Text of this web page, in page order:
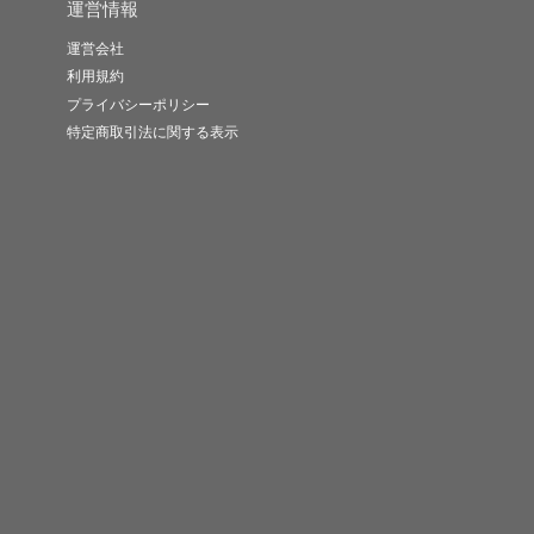
運営情報
運営会社
利用規約
プライバシーポリシー
特定商取引法に関する表示